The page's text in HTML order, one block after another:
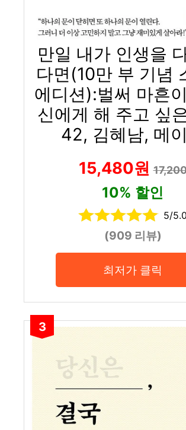
만일 내가 인생을
다면(10만 부 기념
에디션):벌써 마흔
신에게 해 주고 싶
42, 김혜남, 메
15,480원
10% 할인
5/5.0
(909 리뷰)
최저가 클릭
3